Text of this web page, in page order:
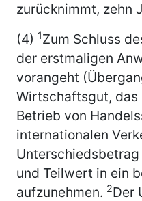
zurücknimmt, zehn
(4) 1Zum Schluss
der erstmaligen
vorangeht
Wirtschaftsgut,
Betrieb von
internationalen
und Teilwert in ein
aufzunehmen. 2Der